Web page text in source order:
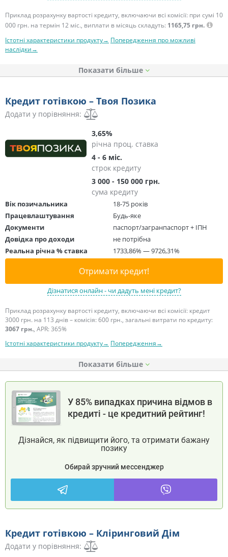
Приклад розрахунку вартості кредиту, включаючи всі комісії: при сумі 10
000 грн. на термін 12 міс., виплати в місяць складуть: 1165,75 грн.
Істотні характеристики продукту→ Попередження про можливі
наслідки→
Показати
Кредит готівкою – Твоя Позика
Додати у порівняння:
3,65%
річна проц. ставка
4 - 6 міс.
строк кредиту
3 000 - 150 000 грн.
сума кредиту
Вік позичальника
18-75 років
Працевлаштування
Будь-яке
Документи
паспорт/загранпаспорт + ІПН
Довідка про доходи
не потрібна
Реальна річна % ставка
1733,86% — 9726,31%
Отримати кредит!
Дізнатися онлайн - чи дадуть мені кредит?
Приклад розрахунку вартості кредиту, включаючи всі комісії: кредит
3000 грн. на 113 днів – комісія: 600 грн., загальні витрати по кредиту:
3067 грн., APR: 365%
Істотні характеристики продукту→ Попередження→
Показати
У 85% випадках причина відмов в
кредиті - це кредитний рейтинг!
Дізнайся, як підвищити його, та отримати бажану
позику
Обирай зручний мессенджер
Кредит готівкою – Кліринговий Дім
Додати у порівняння: